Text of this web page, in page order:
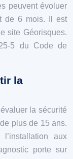
peuvent évoluer
de 6 mois. Il est
site Géorisques.
5 du Code de
la
la sécurité
plus de 15 ans.
aux
porte sur